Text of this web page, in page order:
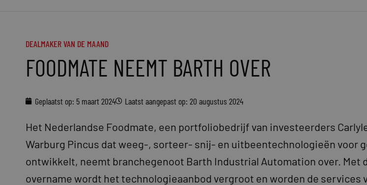
DEALMAKER VAN DE MAAND
FOODMATE NEEMT BARTH OVER
Geplaatst op: 5 maart 2024 Laatst aangepast op: 20 augustus 2024
Het Nederlandse Foodmate, een portfoliobedrijf van investeerders
Warburg Pincus dat weeg-, sorteer- snij- en uitbeentechnologieën voor
ontwikkelt, neemt branchegenoot Barth Industrial Automation over. Met
overname wordt het technologieaanbod vergroot en worden de services